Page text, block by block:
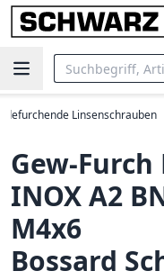
Linsenschrauben
Gew-
INOX A2
M4x6
Bossard